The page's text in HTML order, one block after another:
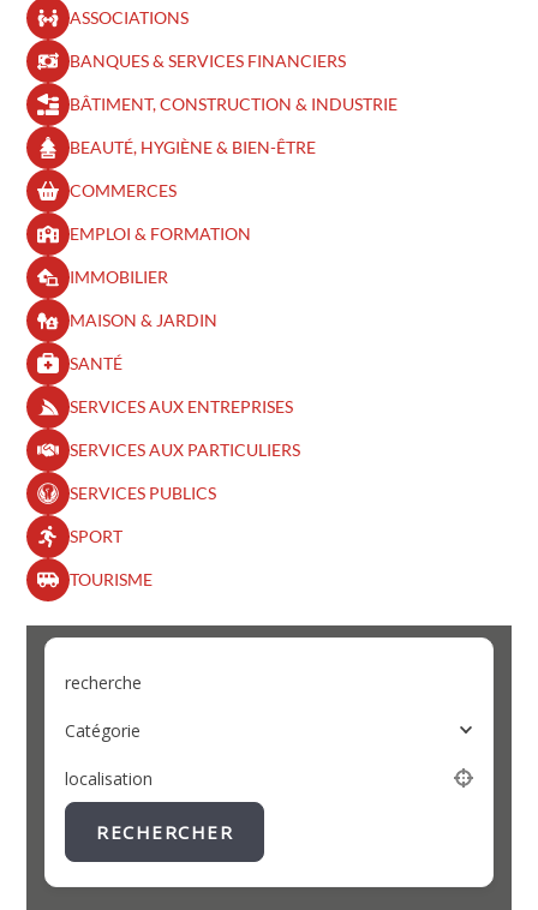
ASSOCIATIONS
BANQUES & SERVICES FINANCIERS
BÂTIMENT, CONSTRUCTION & INDUSTRIE
BEAUTÉ, HYGIÈNE & BIEN-ÊTRE​
COMMERCES
EMPLOI & FORMATION
IMMOBILIER
MAISON & JARDIN
SANTÉ
SERVICES AUX ENTREPRISES
SERVICES AUX PARTICULIERS
SERVICES PUBLICS
SPORT
TOURISME
recherche
Catégorie
localisation
RECHERCHER